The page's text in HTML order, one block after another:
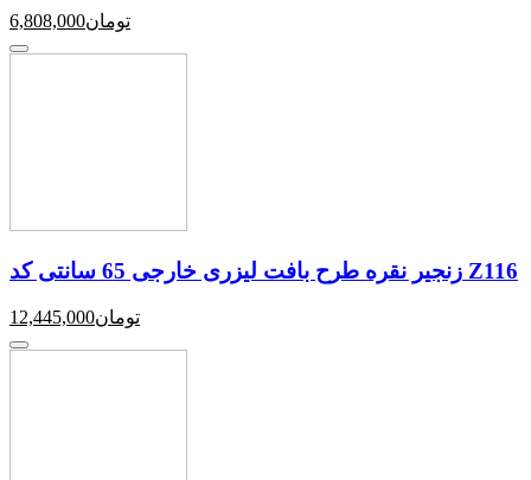
6,808,000تومان
زنجیر نقره طرح بافت لیزری خارجی 65 سانتی کد Z116
12,445,000تومان